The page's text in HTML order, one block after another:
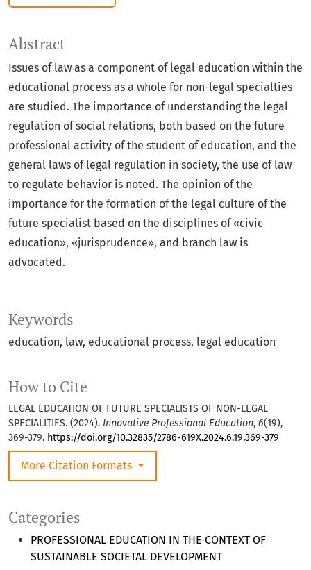
Keywords
education, law, educational process, legal education
Categories
PROFESSIONAL EDUCATION IN THE CONTEXT OF
SUSTAINABLE SOCIETAL DEVELOPMENT
How to Cite
LEGAL EDUCATION OF FUTURE SPECIALISTS OF NON-LEGAL
SPECIALITIES. (2024). Innovative Professional Education, 6(19),
369-379. https://doi.org/10.32835/2786-619X.2024.6.19.369-379
More Citation Formats
Abstract
Issues of law as a component of legal education within the
educational process as a whole for non-legal specialties
are studied. The importance of understanding the legal
regulation of social relations, both based on the future
professional activity of the student of education, and the
general laws of legal regulation in society, the use of law
to regulate behavior is noted. The opinion of the
importance for the formation of the legal culture of the
future specialist based on the disciplines of «civic
education», «jurisprudence», and branch law is
advocated.